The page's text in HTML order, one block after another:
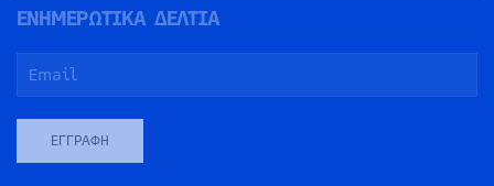
ΕΝΗΜΕΡΩΤΙΚΑ ΔΕΛΤΙΑ
ΕΓΓΡΑΦΉ